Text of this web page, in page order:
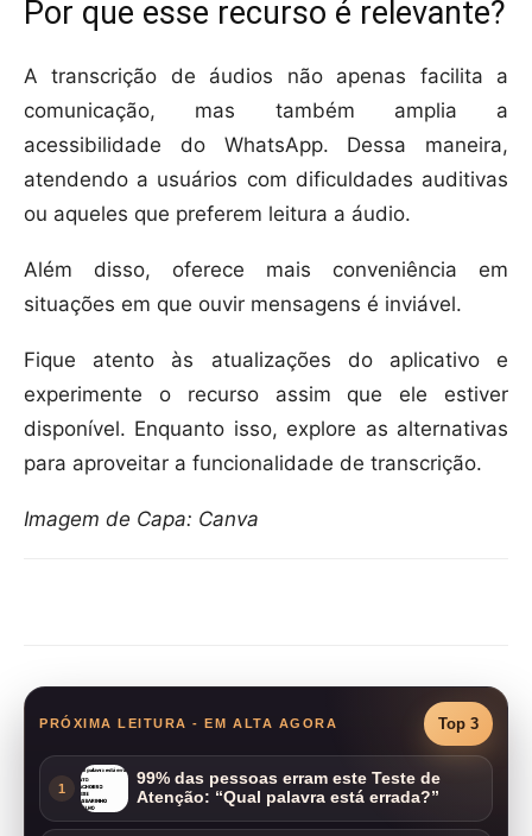
Por que esse recurso é relevante?
A transcrição de áudios não apenas facilita a
comunicação, mas também amplia a
acessibilidade do WhatsApp. Dessa maneira,
atendendo a usuários com dificuldades auditivas
ou aqueles que preferem leitura a áudio.
Além disso, oferece mais conveniência em
situações em que ouvir mensagens é inviável.
Fique atento às atualizações do aplicativo e
experimente o recurso assim que ele estiver
disponível. Enquanto isso, explore as alternativas
para aproveitar a funcionalidade de transcrição.
Imagem de Capa: Canva
PRÓXIMA LEITURA - EM ALTA AGORA Top 3
1
99% das pessoas erram este Teste de
Atenção: “Qual palavra está errada?”